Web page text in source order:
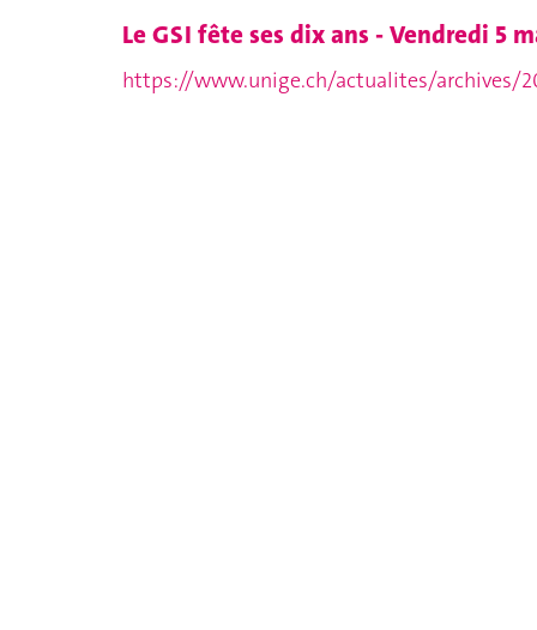
Le GSI fête ses dix ans - Vendredi 5
https://www.unige.ch/actualites/archives/